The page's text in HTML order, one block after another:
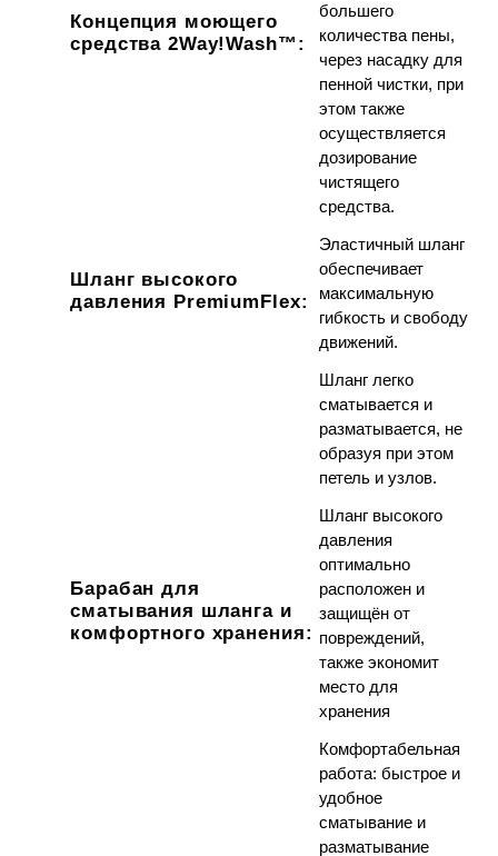
Концепция моющего
средства 2Way!Wash™ :
большего
количества пены,
через насадку для
пенной чистки, при
этом также
осуществляется
дозирование
чистящего
средства.
Шланг высокого
давления PremiumFlex:
Эластичный шланг
обеспечивает
максимальную
гибкость и свободу
движений.
Шланг легко
сматывается и
разматывается, не
образуя при этом
петель и узлов.
Барабан для
сматывания шланга и
комфортного хранения:
Шланг высокого
давления
оптимально
расположен и
защищён от
повреждений,
также экономит
место для
хранения
Комфортабельная
работа: быстрое и
удобное
сматывание и
разматывание